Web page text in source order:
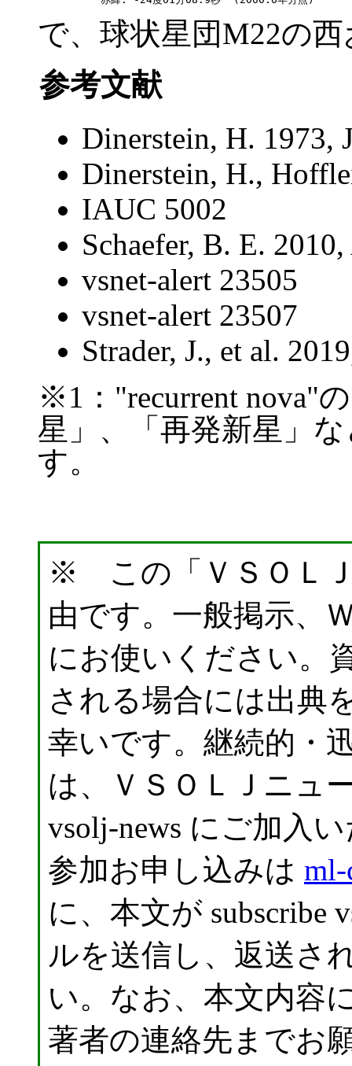
で、球状星団M22の
参考文献
Dinerstein, H. 1973,
Dinerstein, H.,
IAUC 5002
Schaefer, B. E.
vsnet-alert 23505
vsnet-alert 23507
Strader, J., et al.
※1："recurrent nova"
星」、「再発新星」
す。
※ この「ＶＳＯＬ
由です。一般掲示、
にお使いください。
される場合には出典
幸いです。継続的・
は、ＶＳＯＬＪニュ
vsolj-news にご加入
参加お申し込みは ml-
に、本文が subscribe
ルを送信し、返送さ
い。なお、本文内容
著者の連絡先までお